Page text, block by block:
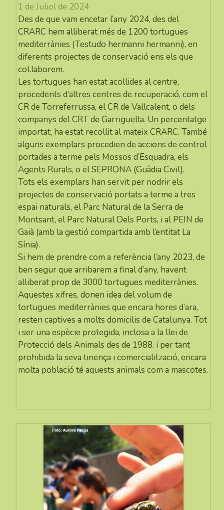
1 de Juliol de 2024
Des de que vam encetar l’any 2024, des del
CRARC hem alliberat més de 1200 tortugues
mediterrànies (Testudo hermanni hermanni), en
diferents projectes de conservació ens els que
col.laborem.
Les tortugues han estat acollides al centre,
procedents d’altres centres de recuperació, com el
CR de Torreferrussa, el CR de Vallcalent, o dels
companys del CRT de Garriguella. Un percentatge
importat, ha estat recollit al mateix CRARC. També
alguns exemplars procedien de accions de control
portades a terme pels Mossos d’Esquadra, els
Agents Rurals, o el SEPRONA (Guàdia Civil).
Tots els exemplars han servit per nodrir els
projectes de conservació portats a terme a tres
espai naturals, el Parc Natural de la Serra de
Montsant, el Parc Natural Dels Ports, i al PEIN de
Gaià (amb la gestió compartida amb l’entitat La
Sínia).
Si hem de prendre com a referència l’any 2023, de
ben segur que arribarem a final d’any, havent
alliberat prop de 3000 tortugues mediterrànies.
Aquestes xifres, donen idea del volum de
tortugues mediterrànies que encara hores d’ara,
resten captives a molts domicilis de Catalunya. Tot
i ser una espècie protegida, inclosa a la llei de
Protecció dels Animals des de 1988. i per tant
prohibida la seva tinença i comercialització, encara
molta població té aquests animals com a mascotes.